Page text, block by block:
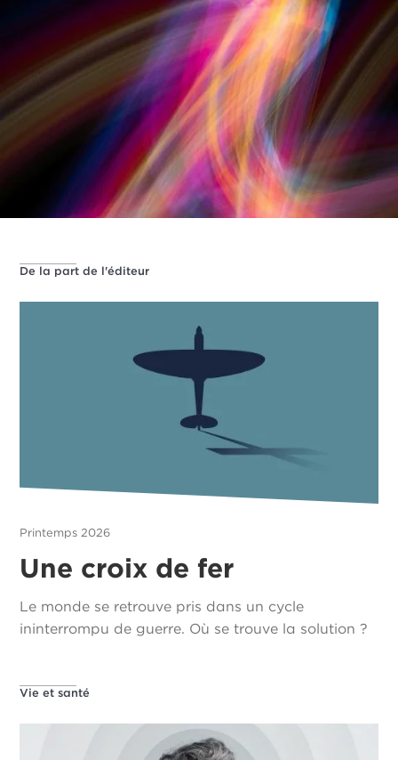
De la part de l'éditeur
Printemps 2026
Une croix de fer
Le monde se retrouve pris dans un cycle
ininterrompu de guerre. Où se trouve la solution ?
Vie et santé